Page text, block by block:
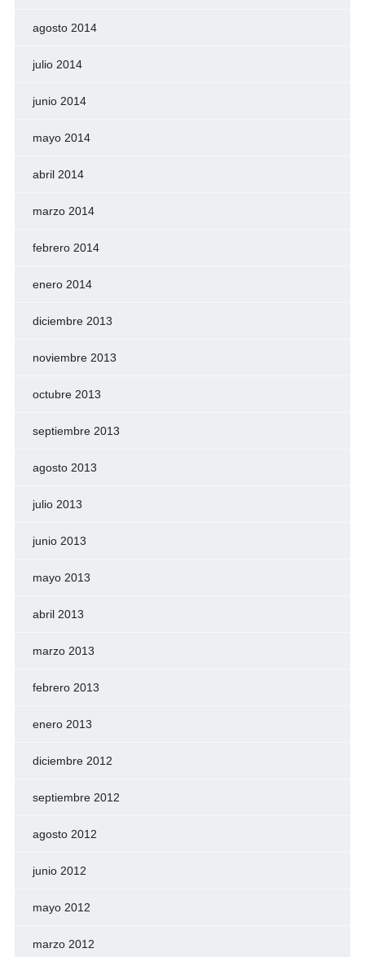
agosto 2014
julio 2014
junio 2014
mayo 2014
abril 2014
marzo 2014
febrero 2014
enero 2014
diciembre 2013
noviembre 2013
octubre 2013
septiembre 2013
agosto 2013
julio 2013
junio 2013
mayo 2013
abril 2013
marzo 2013
febrero 2013
enero 2013
diciembre 2012
septiembre 2012
agosto 2012
junio 2012
mayo 2012
marzo 2012